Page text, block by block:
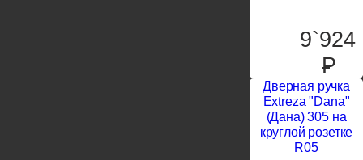
9`924
P
Дверная ручка
Extreza "Dana"
(Дана) 305 на
круглой розетке
R05